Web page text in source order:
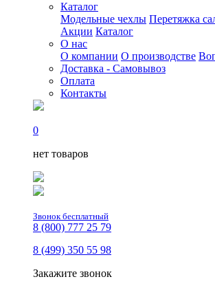
Каталог
Модельные чехлы Перетяжка
Акции Каталог
О нас
О компании О производстве
Доставка - Самовывоз
Оплата
Контакты
0
нет товаров
Звонок бесплатный
8 (800) 777 25 79
8 (499) 350 55 98
Закажите звонок